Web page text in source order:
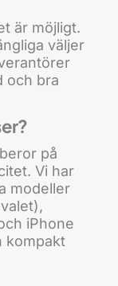
är möjligt.
väljer
och bra
på
Vi har
modeller
iPhone
kompakt